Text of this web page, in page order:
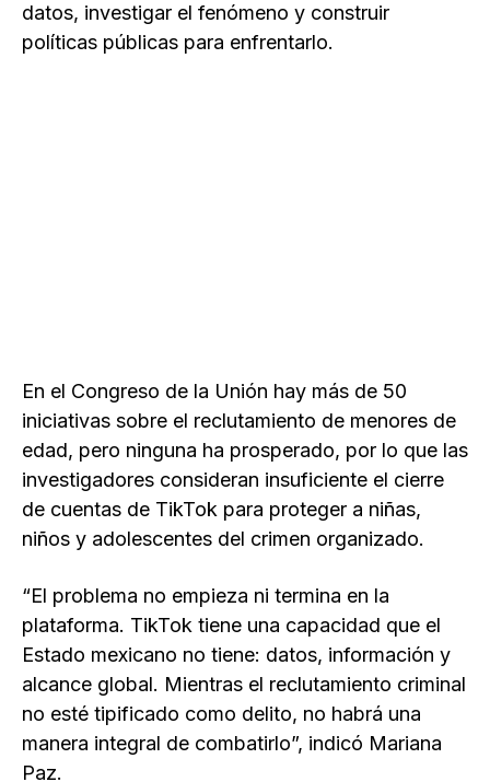
datos, investigar el fenómeno y construir
políticas públicas para enfrentarlo.
En el Congreso de la Unión hay más de 50
iniciativas sobre el reclutamiento de menores de
edad, pero ninguna ha prosperado, por lo que las
investigadores consideran insuficiente el cierre
de cuentas de TikTok para proteger a niñas,
niños y adolescentes del crimen organizado.
“El problema no empieza ni termina en la
plataforma. TikTok tiene una capacidad que el
Estado mexicano no tiene: datos, información y
alcance global. Mientras el reclutamiento criminal
no esté tipificado como delito, no habrá una
manera integral de combatirlo”, indicó Mariana
Paz.